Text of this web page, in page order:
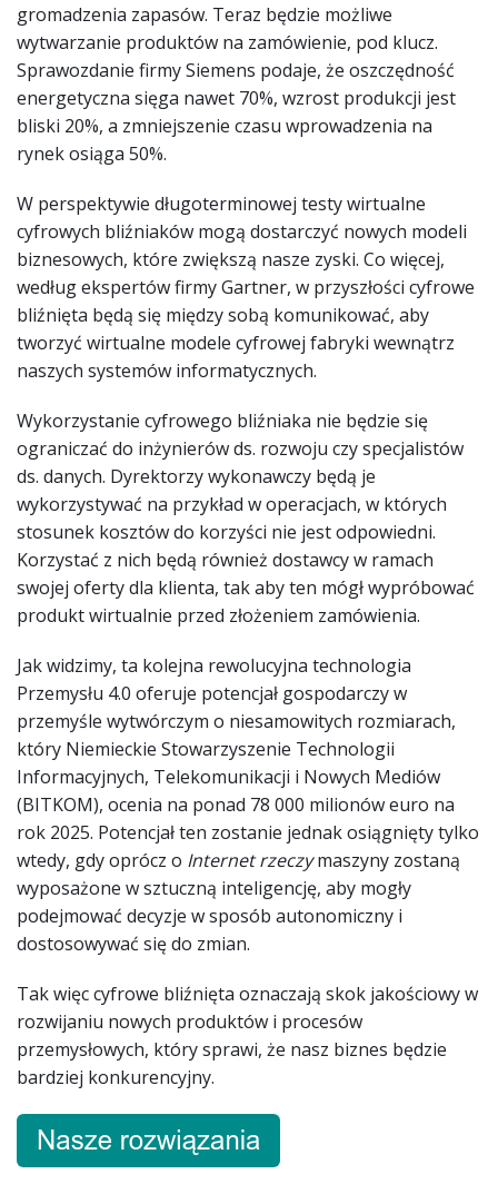
gromadzenia zapasów. Teraz będzie możliwe
wytwarzanie produktów na zamówienie, pod klucz.
Sprawozdanie firmy Siemens podaje, że oszczędność
energetyczna sięga nawet 70%, wzrost produkcji jest
bliski 20%, a zmniejszenie czasu wprowadzenia na
rynek osiąga 50%.
W perspektywie długoterminowej testy wirtualne
cyfrowych bliźniaków mogą dostarczyć nowych modeli
biznesowych, które zwiększą nasze zyski. Co więcej,
według ekspertów firmy Gartner, w przyszłości cyfrowe
bliźnięta będą się między sobą komunikować, aby
tworzyć wirtualne modele cyfrowej fabryki wewnątrz
naszych systemów informatycznych.
Wykorzystanie cyfrowego bliźniaka nie będzie się
ograniczać do inżynierów ds. rozwoju czy specjalistów
ds. danych. Dyrektorzy wykonawczy będą je
wykorzystywać na przykład w operacjach, w których
stosunek kosztów do korzyści nie jest odpowiedni.
Korzystać z nich będą również dostawcy w ramach
swojej oferty dla klienta, tak aby ten mógł wypróbować
produkt wirtualnie przed złożeniem zamówienia.
Jak widzimy, ta kolejna rewolucyjna technologia
Przemysłu 4.0 oferuje potencjał gospodarczy w
przemyśle wytwórczym o niesamowitych rozmiarach,
który Niemieckie Stowarzyszenie Technologii
Informacyjnych, Telekomunikacji i Nowych Mediów
(BITKOM), ocenia na ponad 78 000 milionów euro na
rok 2025. Potencjał ten zostanie jednak osiągnięty tylko
wtedy, gdy oprócz o Internet rzeczymaszyny zostaną
wyposażone w sztuczną inteligencję, aby mogły
podejmować decyzje w sposób autonomiczny i
dostosowywać się do zmian.
Tak więc cyfrowe bliźnięta oznaczają skok jakościowy w
rozwijaniu nowych produktów i procesów
przemysłowych, który sprawi, że nasz biznes będzie
bardziej konkurencyjny.